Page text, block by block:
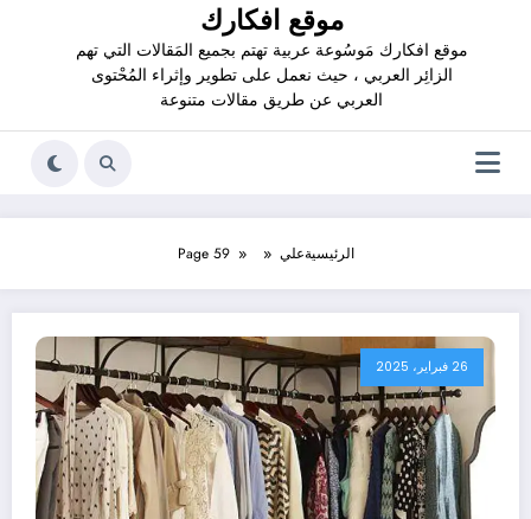
موقع افكارك
موقع افكارك مَوسُوعة عربية تهتم بجميع المَقالات التي تهم
الزائِر العربي ، حيث نعمل على تطوير وإثراء المُحْتوى
العربي عن طريق مقالات متنوعة
الرئيسيةعلي Page 59
26 فبراير، 2025